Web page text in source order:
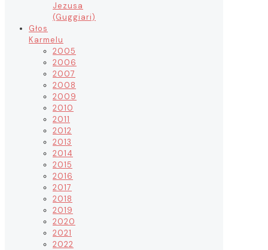
Jezusa
(Guggiari)
Głos
Karmelu
2005
2006
2007
2008
2009
2010
2011
2012
2013
2014
2015
2016
2017
2018
2019
2020
2021
2022